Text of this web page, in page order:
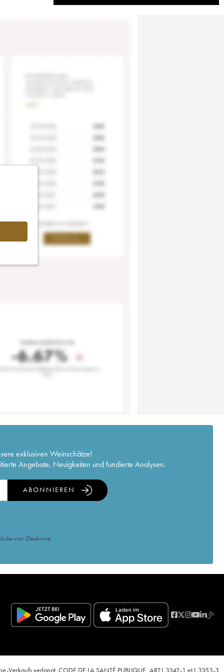
exklusiven Weinschätze!
Angebote, Neuigkeiten und fundierte Analysen.
ABONNIEREN
von iDealwine.
verlangt. CODE DE LA SANTÉ PUBLIQUE, ART.L.3342-1 et L.3353-3